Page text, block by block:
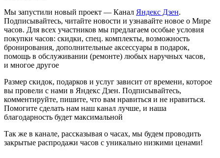
Мы запустили новый проект — Канал Яндекс Дзен.
Подписывайтесь, читайте новости и узнавайте новое о Мире
часов. Для всех участников мы предлагаем особые условия
покупки часов: скидки, спец. комплекты, возможность
бронирования, дополнительные аксессуары в подарок,
помощь в обслуживании (ремонте) любых наручных часов,
и многое другое
Размер скидок, подарков и услуг зависит от времени, которое
вы провели с нами в Яндекс Дзен. Подписывайтесь,
комментируйте, пишите, что вам нравиться и не нравиться.
Помогите сделать нам наш канал лучше, и наша
благодарность будет максимальной
Так же в канале, рассказывая о часах, мы будем проводить
закрытые распродажи часов с уникально низкими ценами!